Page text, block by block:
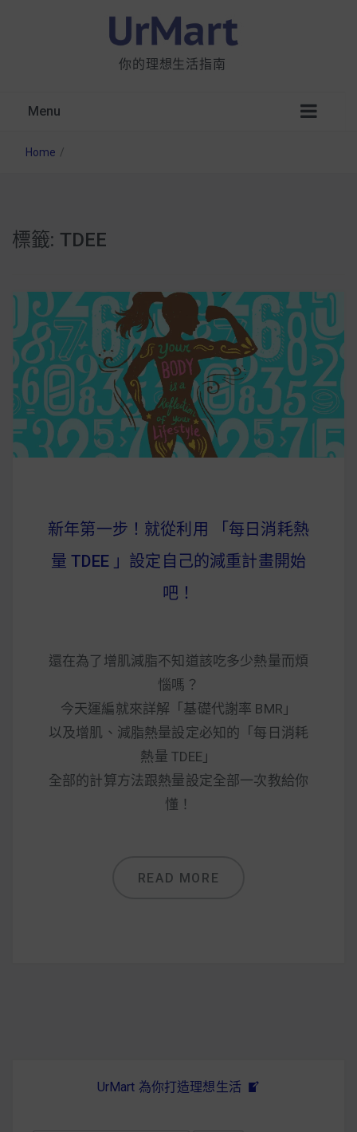
你的理想生活指南
Menu
星巴克都用 OATLY 泡咖啡？市售燕麥奶大剖
無麩質食物清單一覽：燕麥、麵包還有餅乾，
早餐這樣料理最適合！
早上沒時間做早餐？10 款隔夜更美味的燕麥粥
簡單料理
清楚！
減醣食材推薦
Home /
標籤: TDEE
新年第一步！就從利用 「每日消耗熱
量 TDEE 」設定自己的減重計畫開始
吧！
還在為了增肌減脂不知道該吃多少熱量而煩
惱嗎？
今天運編就來詳解「基礎代謝率 BMR」
以及增肌、減脂熱量設定必知的「每日消耗
熱量 TDEE」
全部的計算方法跟熱量設定全部一次教給你
懂！
READ MORE
UrMart 為你打造理想生活